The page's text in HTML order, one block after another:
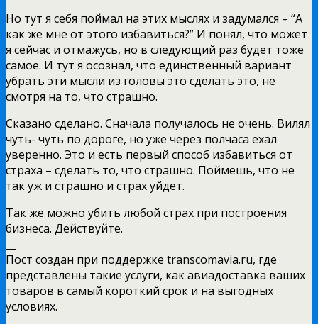
Но тут я себя поймал на этих мыслях и задумался – “А
как же мне от этого избавиться?” И понял, что может
я сейчас и отмажусь, но в следующий раз будет тоже
самое. И тут я осознал, что единственный вариант
убрать эти мысли из головы это сделать это, не
смотря на то, что страшно.
Сказано сделано. Сначала получалось не очень. Вилял
чуть- чуть по дороге, но уже через полчаса ехал
уверенно. Это и есть первый способ избавиться от
страха – сделать то, что страшно. Поймешь, что не
так уж и страшно и страх уйдет.
Так же можно убить любой страх при построения
бизнеса. Действуйте.
Пост создан при поддержке transcomavia.ru, где
представлены такие услуги, как авиадоставка ваших
товаров в самый короткий срок и на выгодных
условиях.